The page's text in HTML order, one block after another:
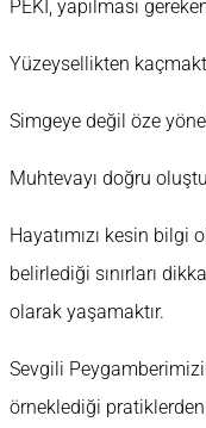
PEKİ, yapılması
Yüzeysellikten
Simgeye değil öze
Muhtevayı doğru
Hayatımızı kesin bilgi
belirlediği sınırları
olarak yaşamaktır.
Sevgili
örneklediği